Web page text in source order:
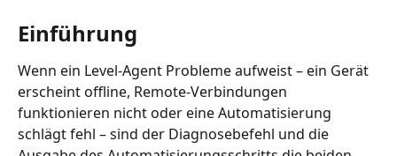
Einführung
Wenn ein Level-Agent Probleme aufweist – ein Gerät
erscheint offline, Remote-Verbindungen
funktionieren nicht oder eine Automatisierung
schlägt fehl – sind der Diagnosebefehl und die